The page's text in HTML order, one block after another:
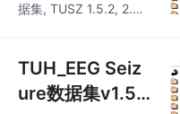
据集, TUSZ 1.5.2, 2.0
TUH_EEG Seiz
ure数据集v1.5.